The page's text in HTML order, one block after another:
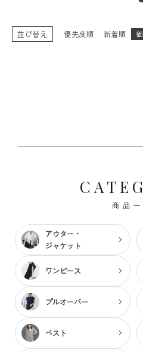
並び替え 優先度順 新着順
商品
アウター・
ジャケット
ワンピース
プルオーバー
ベスト